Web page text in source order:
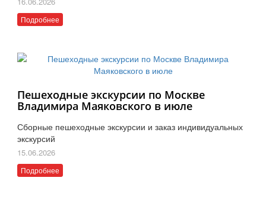
Подробнее
Пешеходные экскурсии по Москве
Владимира Маяковского в июле
Сборные пешеходные экскурсии и заказ индивидуальных
экскурсий
15.06.2026
Подробнее